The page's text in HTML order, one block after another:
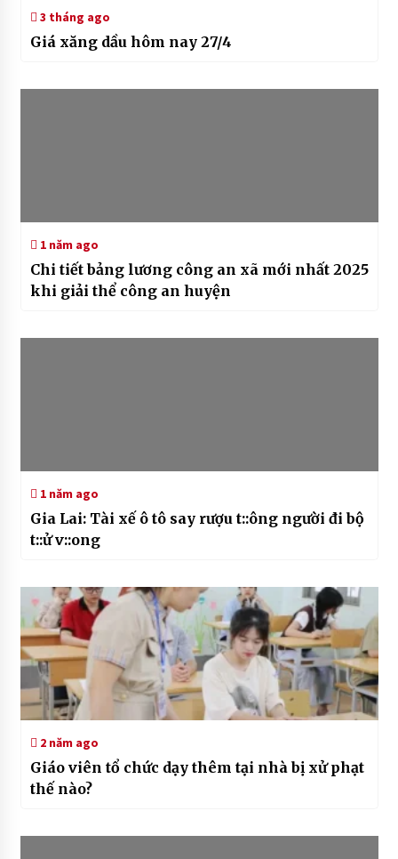
3 tháng ago
Giá xăng dầu hôm nay 27/4
1 năm ago
Chi tiết bảng lương công an xã mới nhất 2025
khi giải thể công an huyện
1 năm ago
Gia Lai: Tài xế ô tô say rượu t::ông người đi bộ
t::ử v::ong
2 năm ago
Giáo viên tổ chức dạy thêm tại nhà bị xử phạt
thế nào?